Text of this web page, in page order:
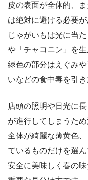
皮の表面が全体的、
は絶対に避ける必要が
じゃがいもは光に当
や「チャコニン」を生
緑色の部分はえぐみ
いなどの食中毒を引き
店頭の照明や日光に
が進行してしまうため
全体が綺麗な薄黄色
ているものだけを選ん
安全に美味しく春の